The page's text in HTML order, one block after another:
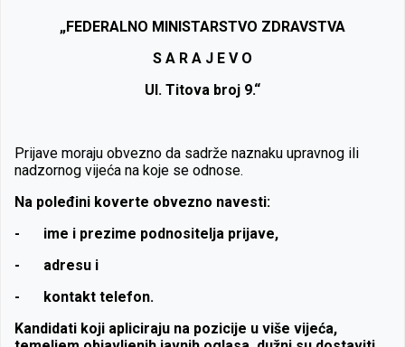
„FEDERALNO MINISTARSTVO ZDRAVSTVA
S A R A J E V O
Ul. Titova broj 9.“
Prijave moraju obvezno da sadrže naznaku upravnog ili
nadzornog vijeća na koje se odnose.
Na poleđini koverte obvezno navesti:
-
ime i prezime podnositelja prijave,
-
adresu i
-
kontakt telefon.
Kandidati koji apliciraju na pozicije u više vijeća,